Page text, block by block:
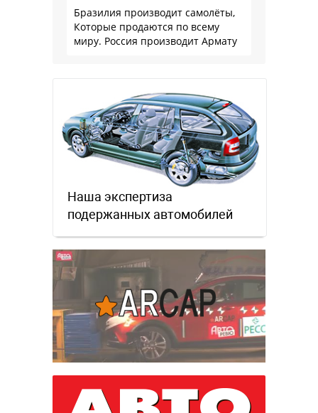
Бразилия производит самолёты,
Которые продаются по всему
миру. Россия производит Армату
Наша экспертиза
подержанных автомобилей